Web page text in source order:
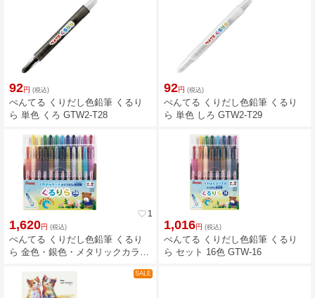
92円 (税込)
ぺんてる くりだし色鉛筆 くるり
ら 単色 くろ GTW2-T28
92円 (税込)
ぺんてる くりだし色鉛筆 くるり
ら 単色 しろ GTW2-T29
favorite_border 1
1,620円 (税込)
ぺんてる くりだし色鉛筆 くるり
ら 金色・銀色・メタリックカラー
1,016円 (税込)
ぺんてる くりだし色鉛筆 くるり
ら セット 16色 GTW-16
SALE